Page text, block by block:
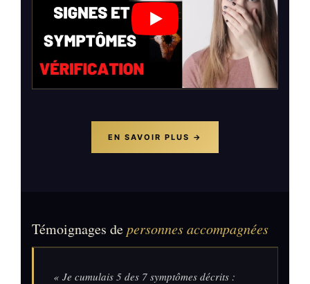
EN SAVOIR PLUS →
Témoignages depersonnes accompagnées
« Je cumulais 5 des 7 symptômes décrits :